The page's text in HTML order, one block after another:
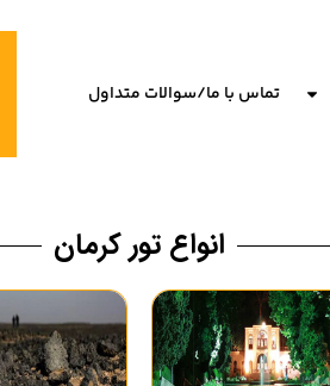
تماس با ما/سوالات متداول
انواع تور کرمان